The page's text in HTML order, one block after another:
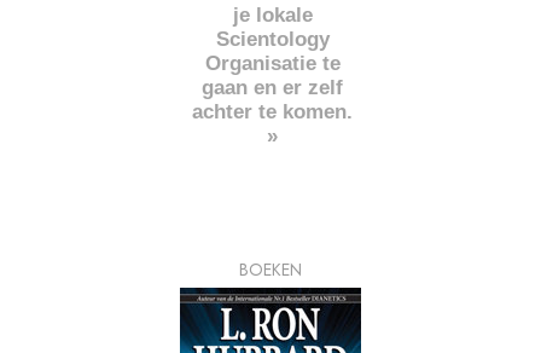
je lokale
Scientology
Organisatie te
gaan en er zelf
achter te komen.
»
BOEKEN